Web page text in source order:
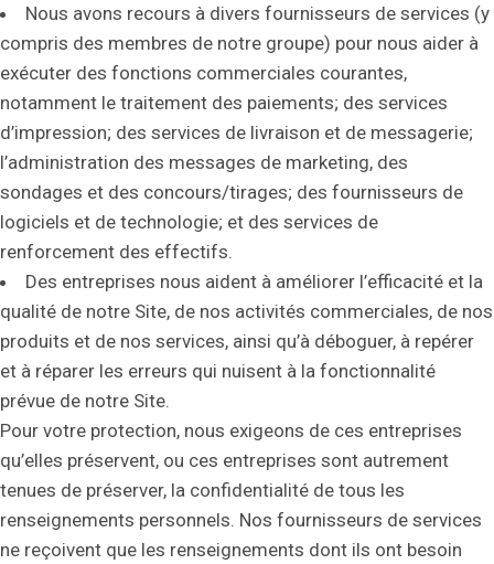
Nous avons recours à divers fournisseurs de services (y
compris des membres de notre groupe) pour nous aider à
exécuter des fonctions commerciales courantes,
notamment le traitement des paiements; des services
d’impression; des services de livraison et de messagerie;
l’administration des messages de marketing, des
sondages et des concours/tirages; des fournisseurs de
logiciels et de technologie; et des services de
renforcement des effectifs.
Des entreprises nous aident à améliorer l’efficacité et la
qualité de notre Site, de nos activités commerciales, de nos
produits et de nos services, ainsi qu’à déboguer, à repérer
et à réparer les erreurs qui nuisent à la fonctionnalité
prévue de notre Site.
Pour votre protection, nous exigeons de ces entreprises
qu’elles préservent, ou ces entreprises sont autrement
tenues de préserver, la confidentialité de tous les
renseignements personnels. Nos fournisseurs de services
ne reçoivent que les renseignements dont ils ont besoin